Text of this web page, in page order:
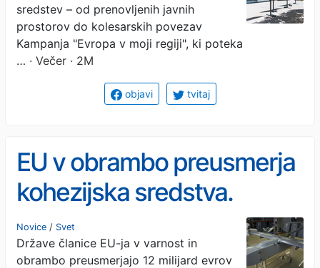
sredstev – od prenovljenih javnih
prostorov do kolesarskih povezav
Kampanja "Evropa v moji regiji", ki poteka
… · Večer · 2M
objavi tvitaj
EU v obrambo preusmerja
kohezijska sredstva.
Bruselj vlaga v inovacije v
obrambno industrijo.
Novice / Svet
Države članice EU-ja v varnost in
obrambo preusmerjajo 12 milijard evrov